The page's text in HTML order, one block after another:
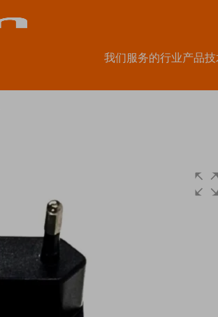
我们服务的行业产品